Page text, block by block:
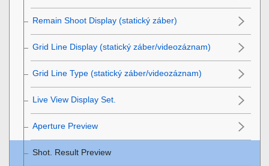
Remain Shoot Display (statický záber)
Grid Line Display (statický záber/videozáznam)
Grid Line Type (statický záber/videozáznam)
Live View Display Set.
Aperture Preview
Shot. Result Preview